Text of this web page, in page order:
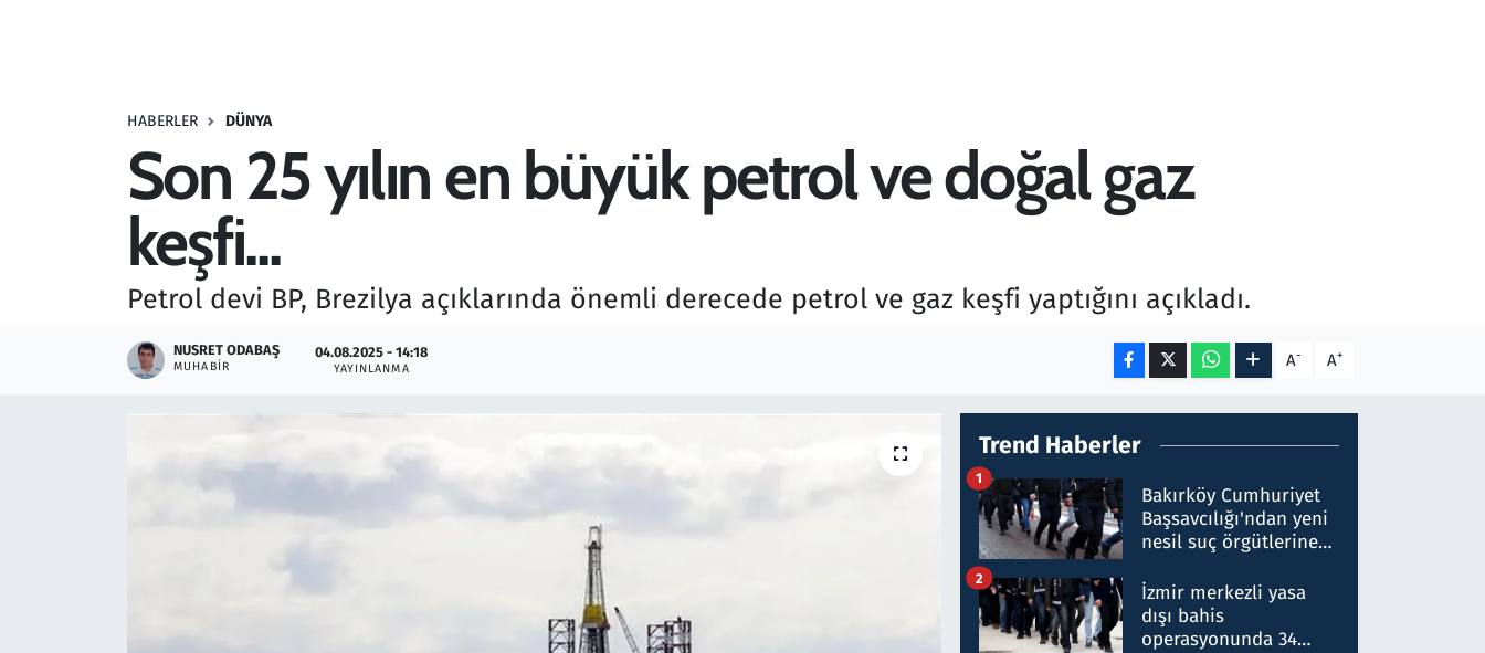
HABERLER DÜNYA
Son 25 yılın en büyük petrol ve doğal gaz
keşfi...
Petrol devi BP, Brezilya açıklarında önemli derecede petrol ve gaz keşfi yaptığını açıkladı.
NUSRET ODABAŞ
MUHABIR
04.08.2025 - 14:18
YAYINLANMA A- A+
Trend Haberler
Bakırköy Cumhuriyet
Başsavcılığı'ndan yeni
nesil suç örgütlerine
hakkında gözaltı kararı
1
İzmir merkezli yasa
dışı bahis
operasyonunda 34
2
Savunma Sanayi